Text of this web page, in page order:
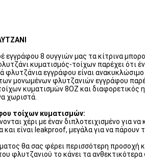
εγγράφου 8 ουγγιών μας τα κίτρινα
κυματισμός-τοίχων παρέχει ότι
εγγράφου είναι
μονωμένων φλυτζανιών εγγράφου
κυματισμών 8OZ και
χωριστά.
τοίχων κυματισμών:
χέρι με έναν διπλοτειχισμένο για
είναι leakproof, μεγάλα για να πάρουν
θα σας φέρει περισσότερη προσοχή
φλυτζανιού το κάνει τα